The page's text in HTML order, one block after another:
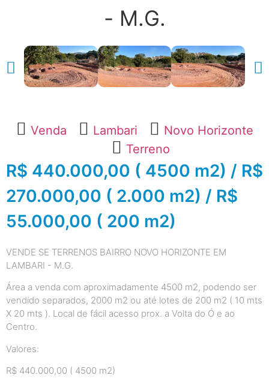
- M.G.
Venda Lambari
Novo Horizonte
Terreno
R$ 440.000,00 ( 4500 m2) / R$
270.000,00 ( 2.000 m2) / R$
55.000,00 ( 200 m2)
VENDE SE TERRENOS BAIRRO NOVO HORIZONTE EM
LAMBARI - M.G.
Área a venda com aproximadamente 4500 m2, podendo ser
vendido separados, 2000 m2 ou até lotes de 200 m2 ( 10 mts
X 20 mts ). Local de fácil acesso prox. a Volta do Ó e ao
Centro.
Valores:
R$ 440.000,00 ( 4500 m2)